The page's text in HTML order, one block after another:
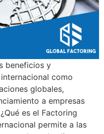
beneficios y
como
globales,
a empresas
es el Factoring
permite a las